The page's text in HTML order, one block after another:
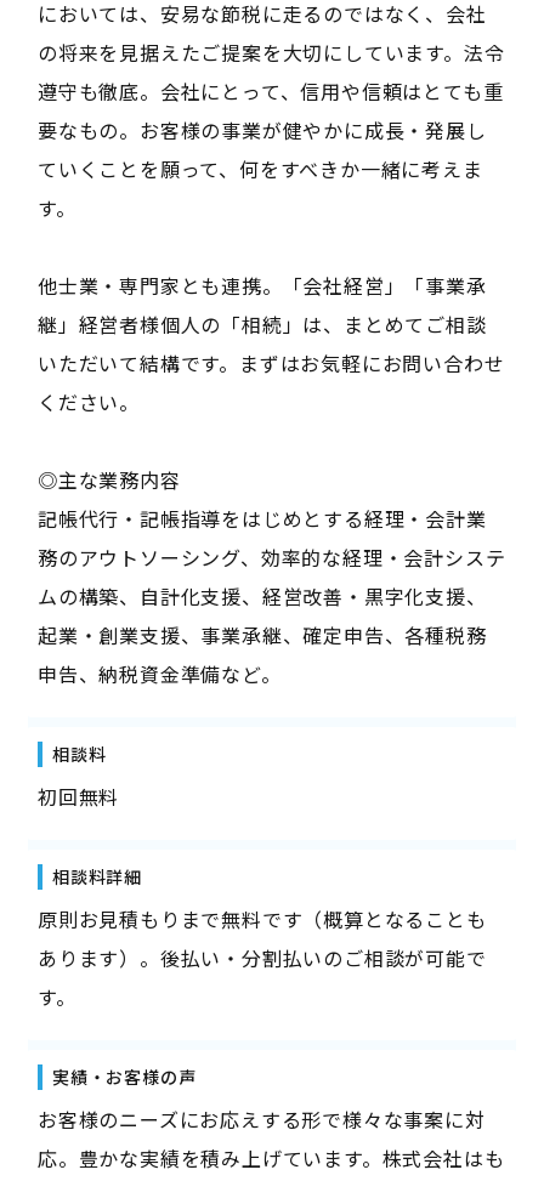
においては、安易な節税に走るのではなく、会社
の将来を見据えたご提案を大切にしています。法令
遵守も徹底。会社にとって、信用や信頼はとても重
要なもの。お客様の事業が健やかに成長・発展し
ていくことを願って、何をすべきか一緒に考えま
す。
他士業・専門家とも連携。「会社経営」「事業承
継」経営者様個人の「相続」は、まとめてご相談
いただいて結構です。まずはお気軽にお問い合わせ
ください。
◎主な業務内容
記帳代行・記帳指導をはじめとする経理・会計業
務のアウトソーシング、効率的な経理・会計システ
ムの構築、自計化支援、経営改善・黒字化支援、
起業・創業支援、事業承継、確定申告、各種税務
申告、納税資金準備など。
相談料
初回無料
相談料詳細
原則お見積もりまで無料です（概算となることも
あります）。後払い・分割払いのご相談が可能で
す。
実績・お客様の声
お客様のニーズにお応えする形で様々な事案に対
応。豊かな実績を積み上げています。株式会社はも